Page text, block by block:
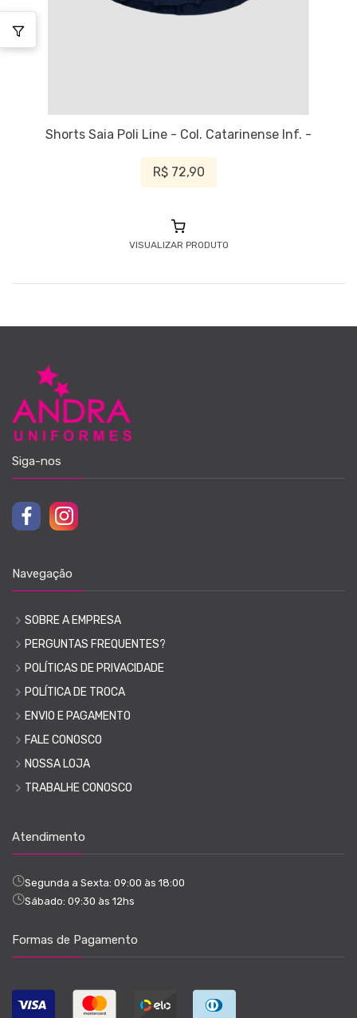
Shorts Saia Poli Line - Col. Catarinense Inf. -
R$ 72,90
VISUALIZAR PRODUTO
Siga-nos
Navegação
SOBRE A EMPRESA
PERGUNTAS FREQUENTES?
POLÍTICAS DE PRIVACIDADE
POLÍTICA DE TROCA
ENVIO E PAGAMENTO
FALE CONOSCO
NOSSA LOJA
TRABALHE CONOSCO
Atendimento
Segunda a Sexta: 09:00 às 18:00
Sábado: 09:30 às 12hs
Formas de Pagamento